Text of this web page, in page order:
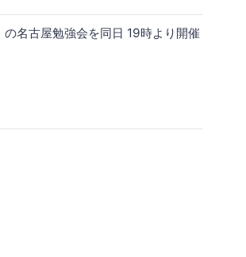
名古屋勉強会を同日 19時より開催